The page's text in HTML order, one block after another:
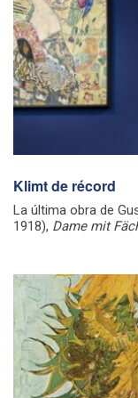
Klimt de récord
La última obra de
1918), Dame mit